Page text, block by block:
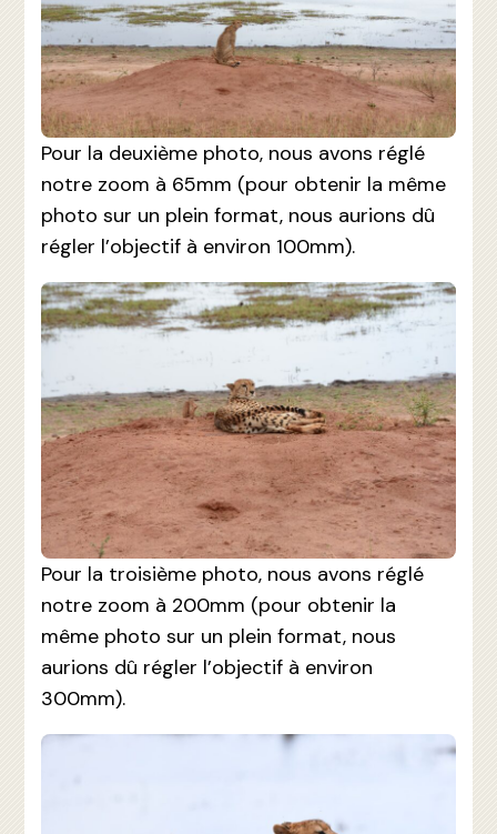
Pour la deuxième photo, nous avons réglé
notre zoom à 65mm (pour obtenir la même
photo sur un plein format, nous aurions dû
régler l’objectif à environ 100mm).
Pour la troisième photo, nous avons réglé
notre zoom à 200mm (pour obtenir la
même photo sur un plein format, nous
aurions dû régler l’objectif à environ
300mm).